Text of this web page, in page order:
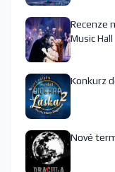
Recenze
Music Hall
Konkurz
Nové